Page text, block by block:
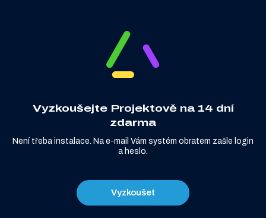
Vyzkoušejte Projektově na 14 dní
zdarma
Není třeba instalace. Na e-mail Vám systém obratem zašle login
a heslo.
Vyzkoušet